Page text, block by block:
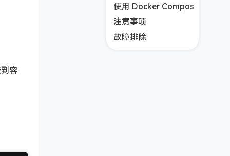
使用 Docker Compose（可选
注意事项
故障排除
容